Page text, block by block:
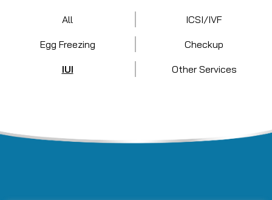
All ICSI/IVF
Egg Freezing Checkup
IUI Other Services